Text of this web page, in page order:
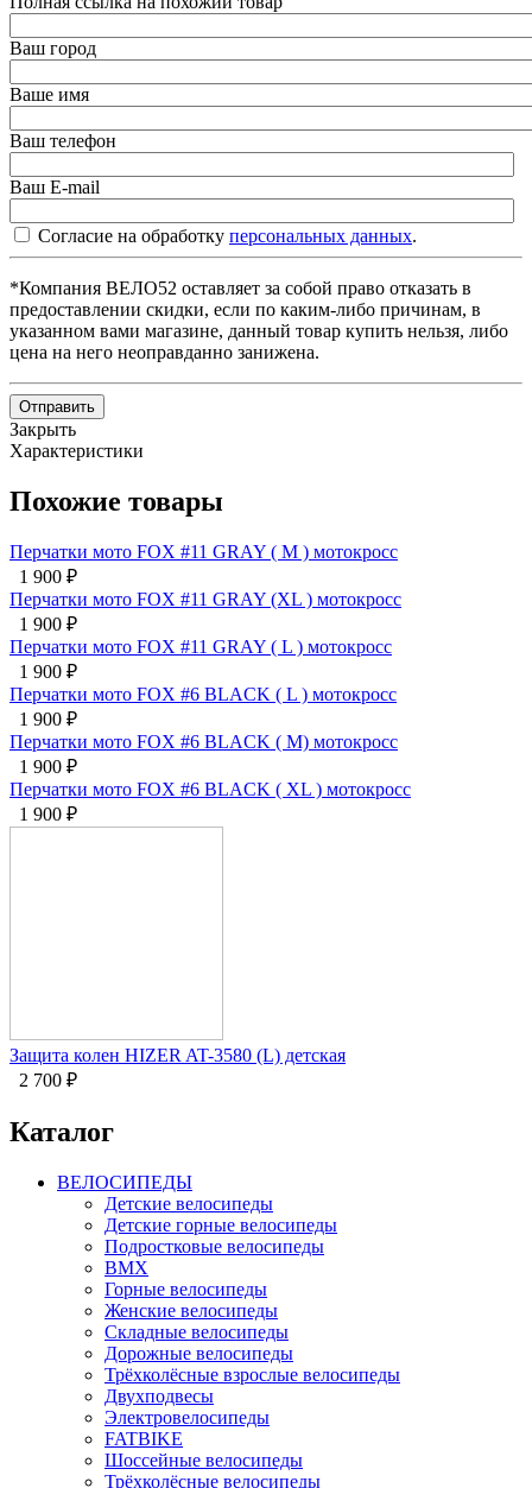
Ваш город
Ваше имя
Ваш телефон
Ваш E-mail
Согласие на обработку персональных данных.
*Компания ВЕЛО52 оставляет за собой право отказать в
предоставлении скидки, если по каким-либо причинам, в
указанном вами магазине, данный товар купить нельзя, либо
цена на него неоправданно занижена.
Отправить
Закрыть
Характеристики
Похожие товары
Перчатки мото FOX #11 GRAY ( M ) мотокросс
1 900 ₽
Перчатки мото FOX #11 GRAY (XL ) мотокросс
1 900 ₽
Перчатки мото FOX #11 GRAY ( L ) мотокросс
1 900 ₽
Перчатки мото FOX #6 BLACK ( L ) мотокросс
1 900 ₽
Перчатки мото FOX #6 BLACK ( M) мотокросс
1 900 ₽
Перчатки мото FOX #6 BLACK ( XL ) мотокросс
1 900 ₽
Защита колен HIZER AT-3580 (L) детская
2 700 ₽
Каталог
ВЕЛОСИПЕДЫ
Детские велосипеды
Детские горные велосипеды
Подростковые велосипеды
BMX
Горные велосипеды
Женские велосипеды
Складные велосипеды
Дорожные велосипеды
Трёхколёсные взрослые велосипеды
Двухподвесы
Электровелосипеды
FATBIKE
Шоссейные велосипеды
Трёхколёсные велосипеды